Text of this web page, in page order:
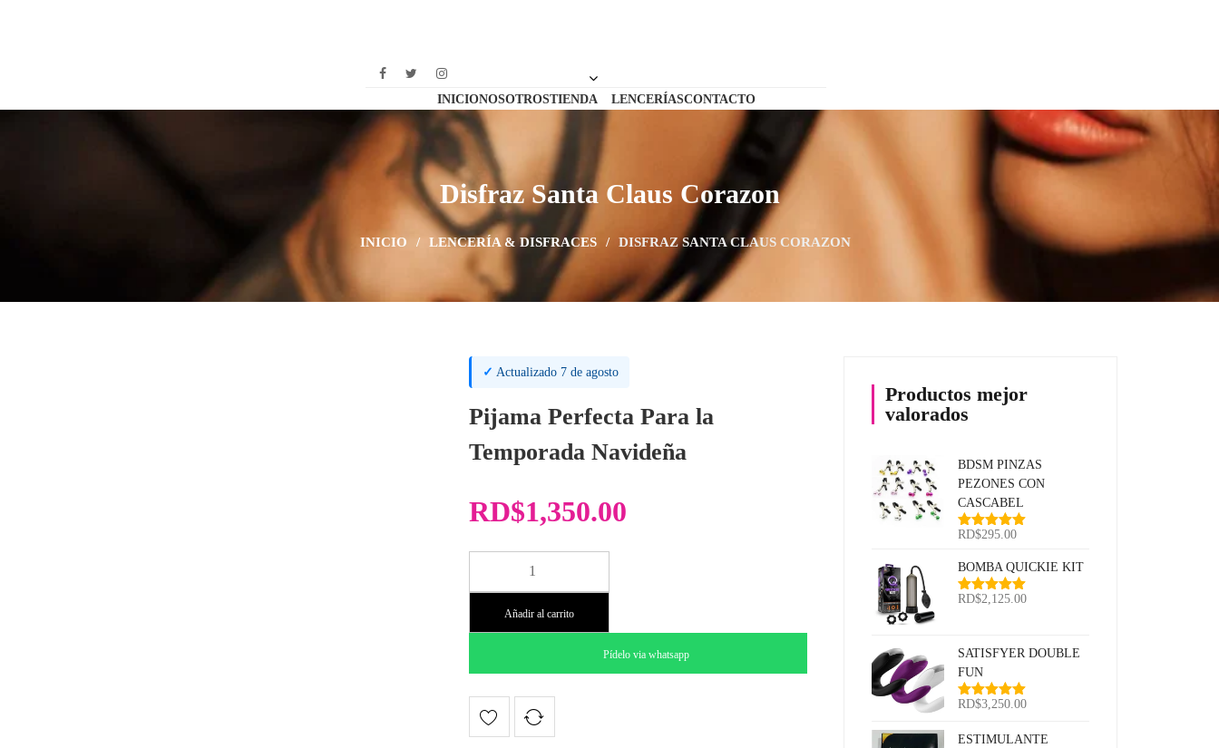
INICIONOSOTROSTIENDA LENCERÍASCONTACTO
Disfraz Santa Claus Corazon
INICIO / LENCERÍA & DISFRACES / DISFRAZ SANTA CLAUS CORAZON
✓ Actualizado 7 de agosto
Pijama Perfecta Para la
Temporada Navideña
RD$1,350.00
Añadir al carrito
Pídelo via whatsapp
Productos mejor
valorados
BDSM PINZAS
PEZONES CON
CASCABEL
Valorado
5
RD$295.00
BOMBA QUICKIE KIT
Valorado
RD$2,125.00
SATISFYER DOUBLE
FUN
Valorado
5
RD$3,250.00
ESTIMULANTE